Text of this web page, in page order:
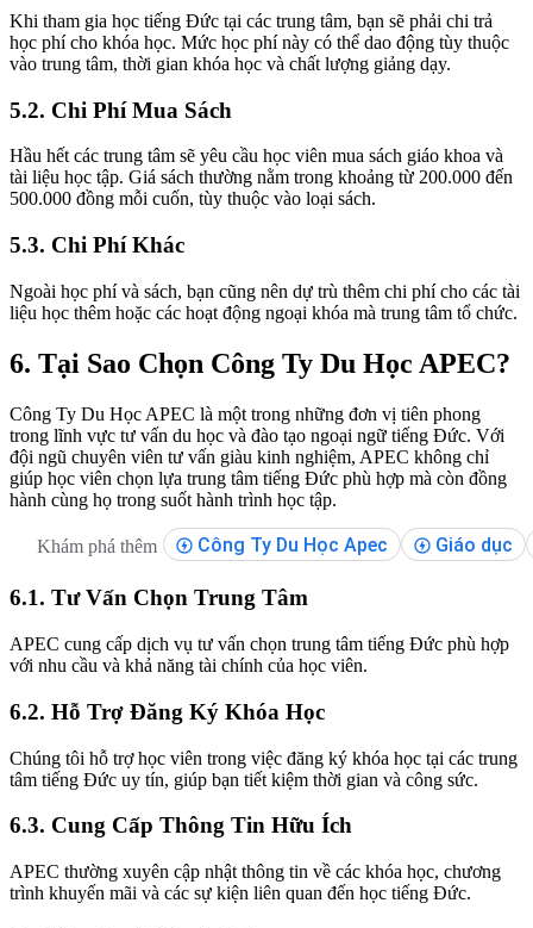
Khi tham gia học tiếng Đức tại các trung tâm, bạn sẽ phải chi trả
học phí cho khóa học. Mức học phí này có thể dao động tùy thuộc
vào trung tâm, thời gian khóa học và chất lượng giảng dạy.
5.2. Chi Phí Mua Sách
Hầu hết các trung tâm sẽ yêu cầu học viên mua sách giáo khoa và
tài liệu học tập. Giá sách thường nằm trong khoảng từ 200.000 đến
500.000 đồng mỗi cuốn, tùy thuộc vào loại sách.
5.3. Chi Phí Khác
Ngoài học phí và sách, bạn cũng nên dự trù thêm chi phí cho các tài
liệu học thêm hoặc các hoạt động ngoại khóa mà trung tâm tổ chức.
6. Tại Sao Chọn Công Ty Du Học APEC?
Công Ty Du Học APEC là một trong những đơn vị tiên phong
trong lĩnh vực tư vấn du học và đào tạo ngoại ngữ tiếng Đức. Với
đội ngũ chuyên viên tư vấn giàu kinh nghiệm, APEC không chỉ
giúp học viên chọn lựa trung tâm tiếng Đức phù hợp mà còn đồng
hành cùng họ trong suốt hành trình học tập.
Khám phá thêm Công Ty Du Học Apec Giáo dục
6.1. Tư Vấn Chọn Trung Tâm
APEC cung cấp dịch vụ tư vấn chọn trung tâm tiếng Đức phù hợp
với nhu cầu và khả năng tài chính của học viên.
6.2. Hỗ Trợ Đăng Ký Khóa Học
Chúng tôi hỗ trợ học viên trong việc đăng ký khóa học tại các trung
tâm tiếng Đức uy tín, giúp bạn tiết kiệm thời gian và công sức.
6.3. Cung Cấp Thông Tin Hữu Ích
APEC thường xuyên cập nhật thông tin về các khóa học, chương
trình khuyến mãi và các sự kiện liên quan đến học tiếng Đức.